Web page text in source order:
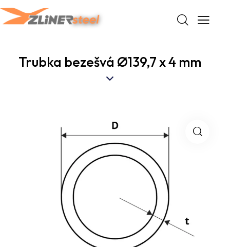
Trubka bezešvá Ø139,7 x 4 mm